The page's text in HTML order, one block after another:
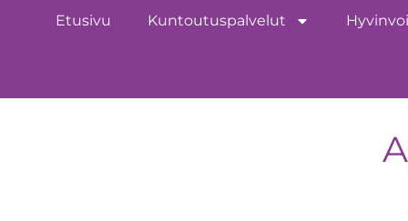
Etusivu Kuntoutuspalvelut